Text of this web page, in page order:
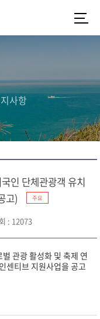
사항
인 단체관광객 유치
고)
주요
: 12073
관광 활성화 및 축제 연
센티브 지원사업을 공고